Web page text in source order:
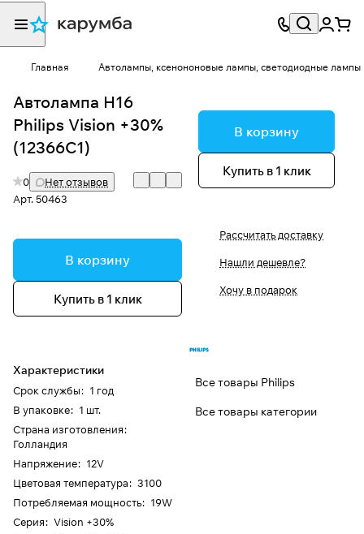
Главная Автолампы, ксенононовые лампы, светодиодные лампы
Автолампа H16
Philips Vision +30%
(12366C1)
0
Нет отзывов
Арт.50463
В корзину
Купить в 1 клик
Характеристики
Срок службы: 1 год
В упаковке: 1 шт.
Страна изготовления:
Голландия
Напряжение: 12V
Цветовая температура: 3100
Потребляемая мощность: 19W
Серия: Vision +30%
В корзину
Купить в 1 клик
Рассчитать доставку
Нашли дешевле?
Хочу в подарок
Все товары Philips
Все товары категории